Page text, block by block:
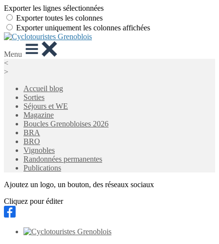
Exporter les lignes sélectionnées
Exporter toutes les colonnes
Exporter uniquement les colonnes affichées
Menu
<
>
Accueil blog
Sorties
Séjours et WE
Magazine
Boucles Grenobloises 2026
BRA
BRO
Vignobles
Randonnées permanentes
Publications
Ajoutez un logo, un bouton, des réseaux sociaux
Cliquez pour éditer